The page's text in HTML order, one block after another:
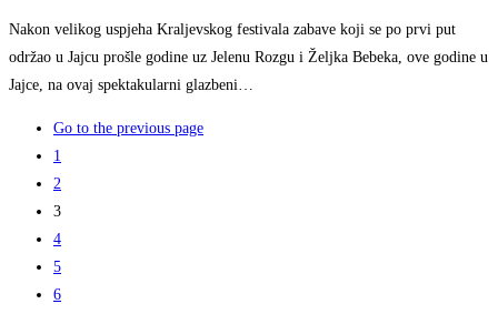
Nakon velikog uspjeha Kraljevskog festivala zabave koji se po prvi put
održao u Jajcu prošle godine uz Jelenu Rozgu i Željka Bebeka, ove godine u
Jajce, na ovaj spektakularni glazbeni…
Go to the previous page
1
2
3
4
5
6